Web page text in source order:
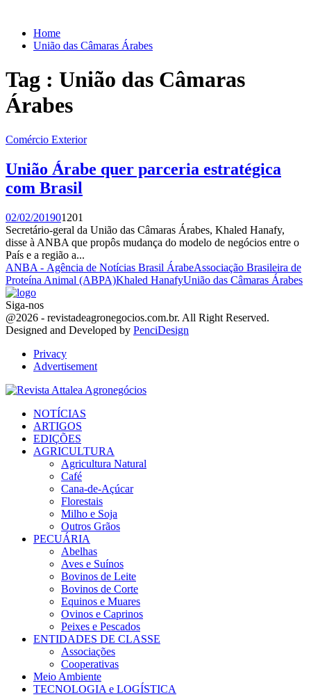
Home
União das Câmaras Árabes
Tag : União das Câmaras
Árabes
Comércio Exterior
União Árabe quer parceria estratégica
com Brasil
02/02/201901201
Secretário-geral da União das Câmaras Árabes, Khaled Hanafy,
disse à ANBA que propôs mudança do modelo de negócios entre o
País e a região a...
ANBA - Agência de Notícias Brasil ÁrabeAssociação Brasileira de
Proteína Animal (ABPA)Khaled HanafyUnião das Câmaras Árabes
Siga-nos
Facebook
Twitter
Instagram
Linkedin
Youtube
Email
@2026 - revistadeagronegocios.com.br. All Right Reserved.
Designed and Developed by PenciDesign
Privacy
Advertisement
NOTÍCIAS
ARTIGOS
EDIÇÕES
AGRICULTURA
Agricultura Natural
Café
Cana-de-Açúcar
Florestais
Milho e Soja
Outros Grãos
PECUÁRIA
Abelhas
Aves e Suínos
Bovinos de Leite
Bovinos de Corte
Equinos e Muares
Ovinos e Caprinos
Peixes e Pescados
ENTIDADES DE CLASSE
Associações
Cooperativas
Meio Ambiente
TECNOLOGIA e LOGÍSTICA